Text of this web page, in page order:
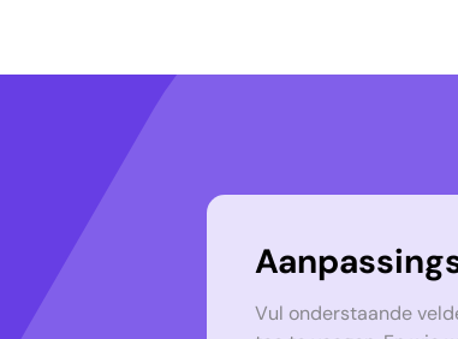
Vul onderstaande